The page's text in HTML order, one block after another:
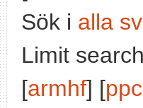
Sök i alla
Limit
[armhf] [